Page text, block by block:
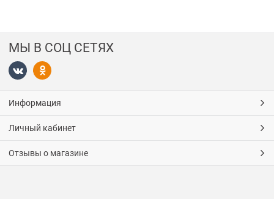
МЫ В СОЦ СЕТЯХ
Информация
Личный кабинет
Отзывы о магазине